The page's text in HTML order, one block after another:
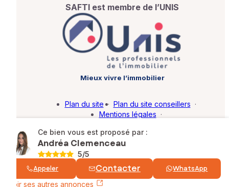
Ce bien vous est proposé par :
Andréa Clemenceau
5/5
Appeler Contacter WhatsApp
Voir ses autres annonces
SAFTI est membre de l’UNIS
Mieux vivre l’immobilier
© SAFTI 2026. Tous droits réservés.
Plan du site · Plan du site conseillers ·
Mentions légales ·
Barème d'honoraires · Paramétrer mes cookies